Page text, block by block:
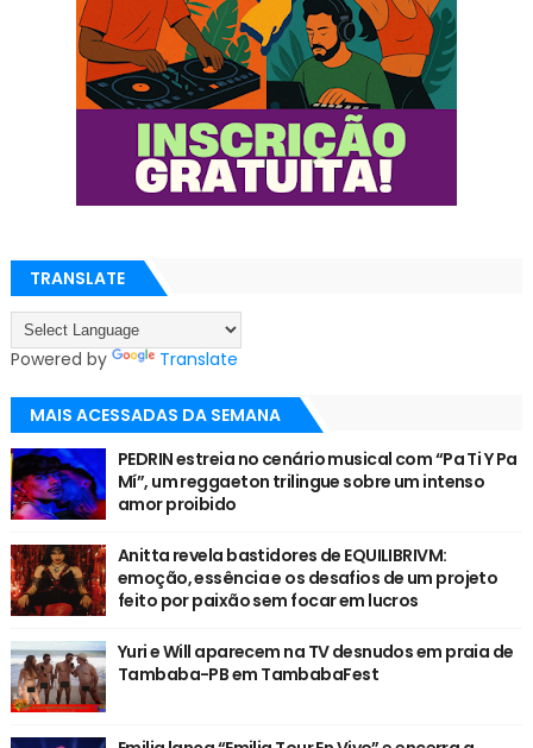
TRANSLATE
Powered by Translate
MAIS ACESSADAS DA SEMANA
PEDRIN estreia no cenário musical com “Pa Ti Y Pa
Mí”, um reggaeton trilingue sobre um intenso
amor proibido
Anitta revela bastidores de EQUILIBRIVM:
emoção, essência e os desafios de um projeto
feito por paixão sem focar em lucros
Yuri e Will aparecem na TV desnudos em praia de
Tambaba-PB em TambabaFest